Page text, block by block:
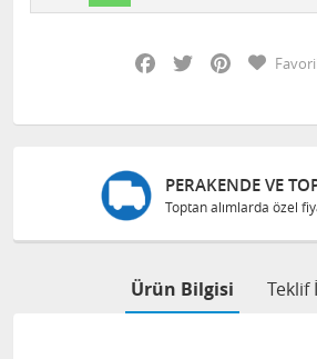
Facebook
Twitter Pinterest
PERAKENDE VE
Toptan alımlarda özel
Ürün Bilgisi Teklif